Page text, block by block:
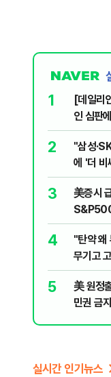
1
[데일리
인 심판
지율 하
물, SK
점화, 김
2
"삼성
에 '더 비
3
美증시
4
"탄약
무기고
5
美 원정
민권 금
실시간 인기뉴스